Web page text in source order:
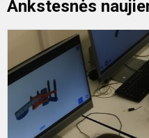
Ankstesnės